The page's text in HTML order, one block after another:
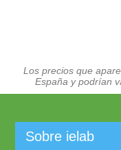
Los precios que
España y podrían
Sobre ielab